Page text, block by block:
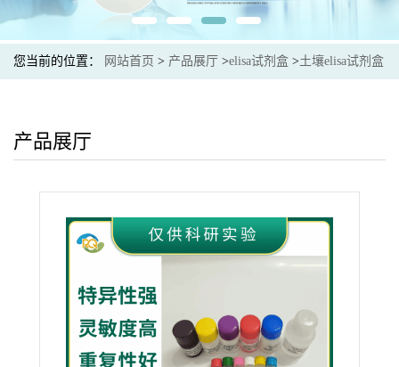
您当前的位置： 网站首页 > 产品展厅 >elisa试剂盒 >土壤elisa试剂盒
产品展厅